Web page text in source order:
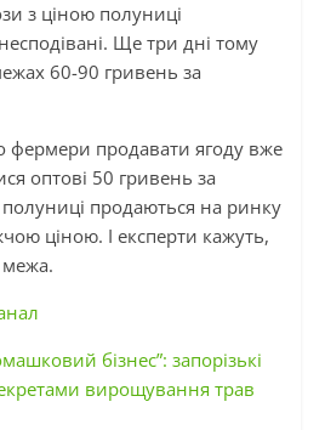
з ціною полуниці
Ще три дні тому
60-90 гривень за
фермери продавати ягоду вже
оптові 50 гривень за
полуниці продаються на ринку
ціною. І експерти кажуть,
бізнес”: запорізькі
вирощування трав